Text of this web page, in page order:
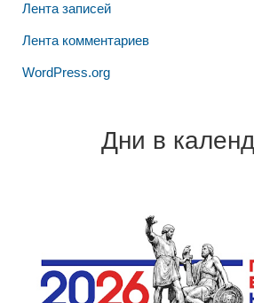
Лента записей
Лента комментариев
WordPress.org
Дни в